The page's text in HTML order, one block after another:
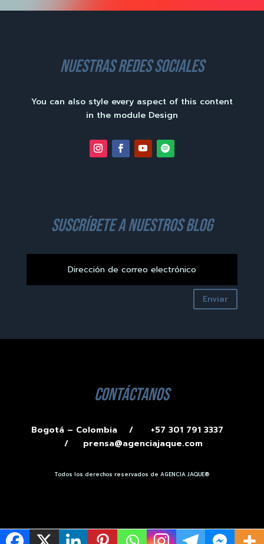
nuestras redes sociales
You can also style every aspect of this content
in the module Design
suscríbete a nuestros blog
Enviar
contáctanos
Bogotá – Colombia /
+57 301 791 3337
/ prensa@agenciajaque.com
Todos los derechos reservados de AGENCIA JAQUE®